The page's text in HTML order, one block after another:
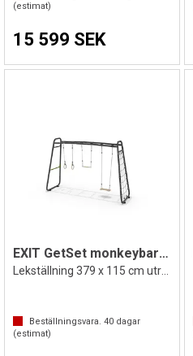
(estimat)
15 599 SEK
EXIT GetSet monkeybar MB310
Beställningsvara. 40 dagar
(estimat)